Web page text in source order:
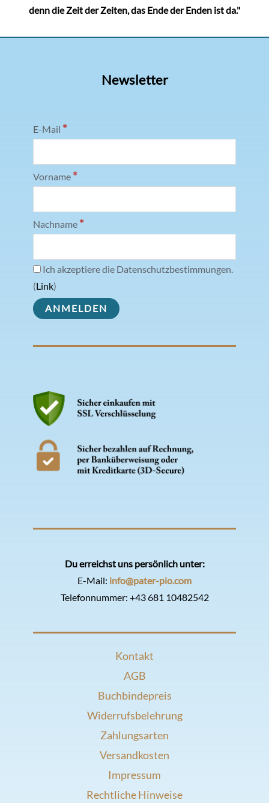
denn die Zeit der Zeiten, das Ende der Enden ist da."
Newsletter
E-Mail *
Vorname *
Nachname *
Ich akzeptiere die Datenschutzbestimmungen.
(Link)
Du erreichst uns persönlich unter:
E-Mail: info@pater-pio.com
Telefonnummer: +43 681 10482542
Kontakt
AGB
Buchbindepreis
Widerrufsbelehrung
Zahlungsarten
Versandkosten
Impressum
Rechtliche Hinweise